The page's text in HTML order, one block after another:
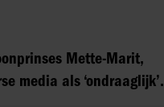
Mette-Marit,
media als ‘ondraaglijk’.